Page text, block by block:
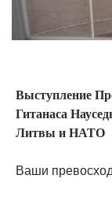
Выступление
Гитанаса
Литвы и НАТО
Ваши